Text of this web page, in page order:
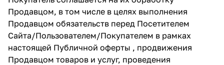
Продавцом, в том числе в целях выполнения
Продавцом обязательств перед Посетителем
Сайта/Пользователем/Покупателем в рамках
настоящей Публичной оферты , продвижения
Продавцом товаров и услуг, проведения